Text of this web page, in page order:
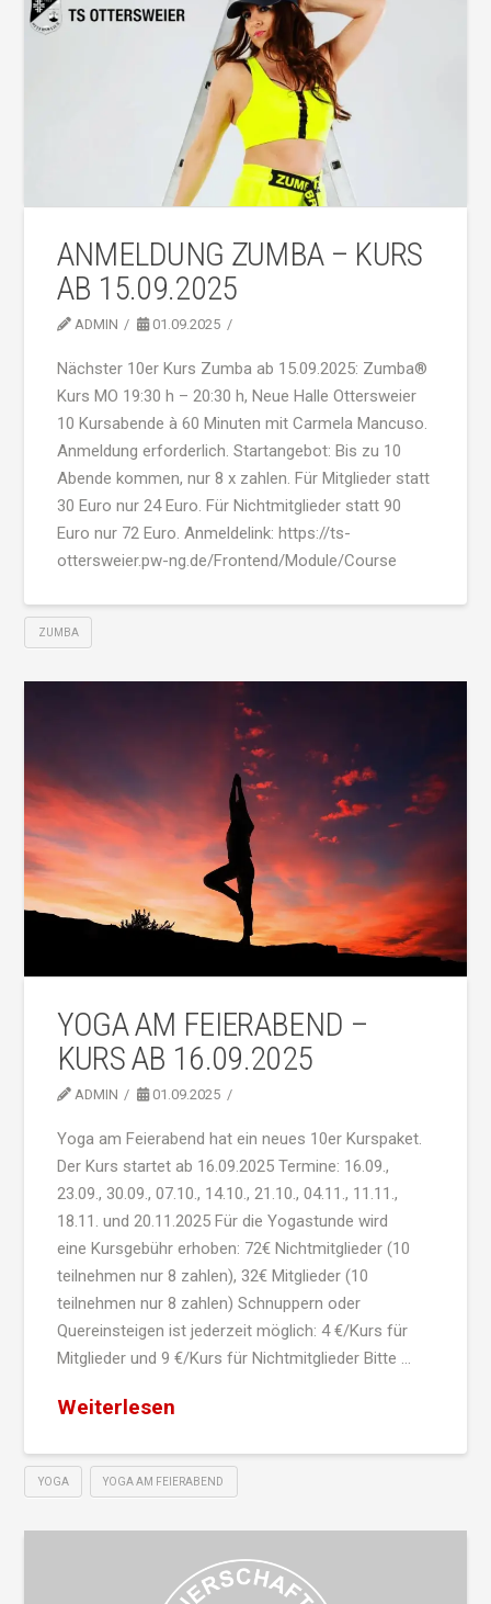
ANMELDUNG ZUMBA – KURS
AB 15.09.2025
ADMIN 01.09.2025
Nächster 10er Kurs Zumba ab 15.09.2025: Zumba®
Kurs MO 19:30 h – 20:30 h, Neue Halle Ottersweier
10 Kursabende à 60 Minuten mit Carmela Mancuso.
Anmeldung erforderlich. Startangebot: Bis zu 10
Abende kommen, nur 8 x zahlen. Für Mitglieder statt
30 Euro nur 24 Euro. Für Nichtmitglieder statt 90
Euro nur 72 Euro. Anmeldelink: https://ts-
ottersweier.pw-ng.de/Frontend/Module/Course
ZUMBA
YOGA AM FEIERABEND –
KURS AB 16.09.2025
ADMIN 01.09.2025
Yoga am Feierabend hat ein neues 10er Kurspaket.
Der Kurs startet ab 16.09.2025 Termine: 16.09.,
23.09., 30.09., 07.10., 14.10., 21.10., 04.11., 11.11.,
18.11. und 20.11.2025 Für die Yogastunde wird
eine Kursgebühr erhoben: 72€ Nichtmitglieder (10
teilnehmen nur 8 zahlen), 32€ Mitglieder (10
teilnehmen nur 8 zahlen) Schnuppern oder
Quereinsteigen ist jederzeit möglich: 4 €/Kurs für
Mitglieder und 9 €/Kurs für Nichtmitglieder Bitte …
Weiterlesen
YOGA YOGA AM FEIERABEND